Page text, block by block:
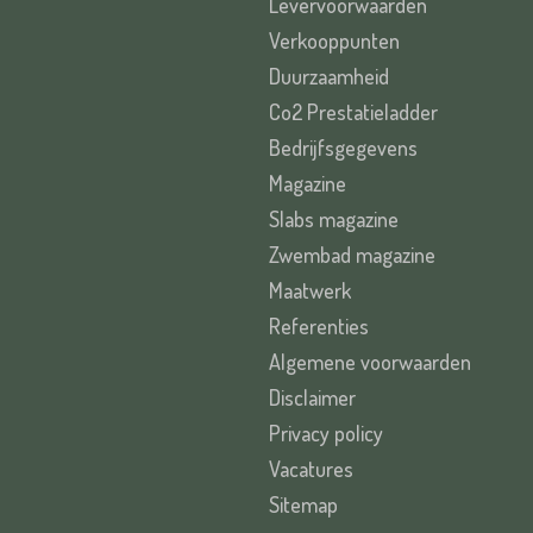
Verkooppunten
Duurzaamheid
Co2 Prestatieladder
Bedrijfsgegevens
Magazine
Slabs magazine
Zwembad magazine
Maatwerk
Referenties
Algemene voorwaarden
Disclaimer
Privacy policy
Vacatures
Sitemap